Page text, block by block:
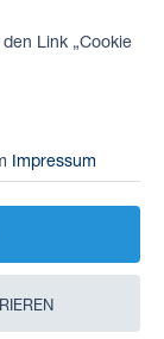
Link „Cookie
Impressum